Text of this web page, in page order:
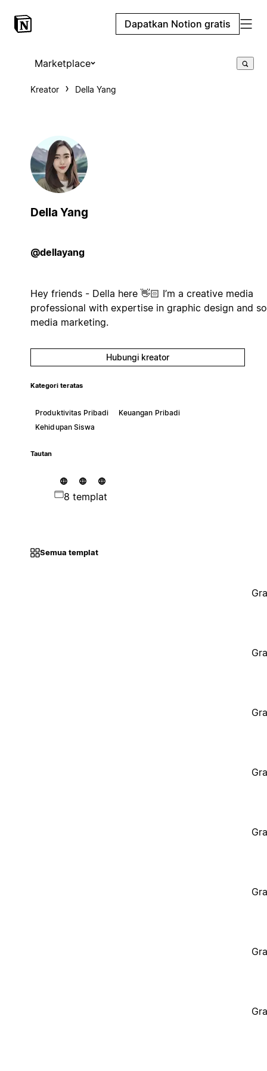
Dapatkan Notion gratis
Marketplace
Kreator Della Yang
Della Yang
@dellayang
Hey friends - Della here 👋🏻 I’m a creative media
professional with expertise in graphic design and
media marketing.
Hubungi kreator
Kategori teratas
Produktivitas Pribadi
Keuangan Pribadi
Kehidupan Siswa
Tautan
8 templat
Semua templat